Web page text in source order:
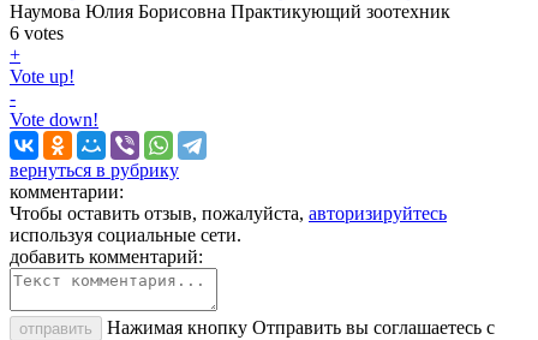
Наумова Юлия Борисовна Практикующий зоотехник
6 votes
+
Vote up!
-
Vote down!
вернуться в рубрику
комментарии:
Чтобы оставить отзыв, пожалуйста, авторизируйтесь
используя социальные сети.
добавить комментарий:
отправить
Нажимая кнопку Отправить вы соглашаетесь с